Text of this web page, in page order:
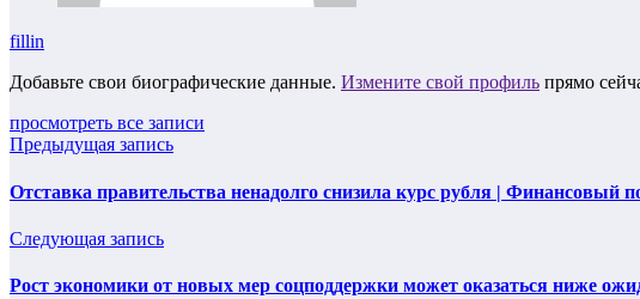
fillin
Добавьте свои биографические данные. Измените свой профиль прямо
просмотреть все записи
Предыдущая запись
Отставка правительства ненадолго снизила курс рубля | Финансовый
Следующая запись
Рост экономики от новых мер соцподдержки может оказаться ниже